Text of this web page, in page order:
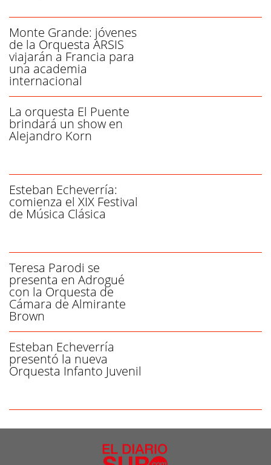
Monte Grande: jóvenes
de la Orquesta ARSIS
viajarán a Francia para
una academia
internacional
La orquesta El Puente
brindará un show en
Alejandro Korn
Esteban Echeverría:
comienza el XIX Festival
de Música Clásica
Teresa Parodi se
presenta en Adrogué
con la Orquesta de
Cámara de Almirante
Brown
Esteban Echeverría
presentó la nueva
Orquesta Infanto Juvenil